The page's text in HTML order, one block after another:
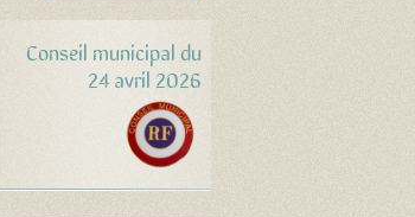
Conseil municipal du
24 avril 2026